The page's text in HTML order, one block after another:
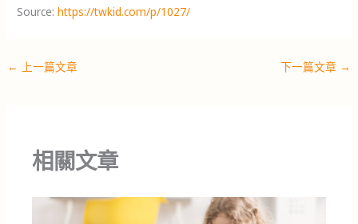
Source:https://twkid.com/p/1027/
← 上一篇文章 下一篇文章 →
相關文章